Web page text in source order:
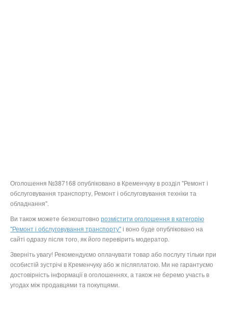
Оголошення №387168 опубліковано в Кременчуку в розділ "Ремонт і
обслуговування транспорту, Ремонт і обслуговування техніки та
обладнання".
Ви також можете безкоштовно розмістити оголошення в категорію
"Ремонт і обслуговування транспорту"і воно буде опубліковано на
сайті одразу після того, як його перевірить модератор.
Зверніть увагу! Рекомендуємо оплачувати товар або послугу тільки при
особистій зустрічі в Кременчуку або ж післяплатою. Ми не гарантуємо
достовірність інформації в оголошеннях, а також не беремо участь в
угодах між продавцями та покупцями.